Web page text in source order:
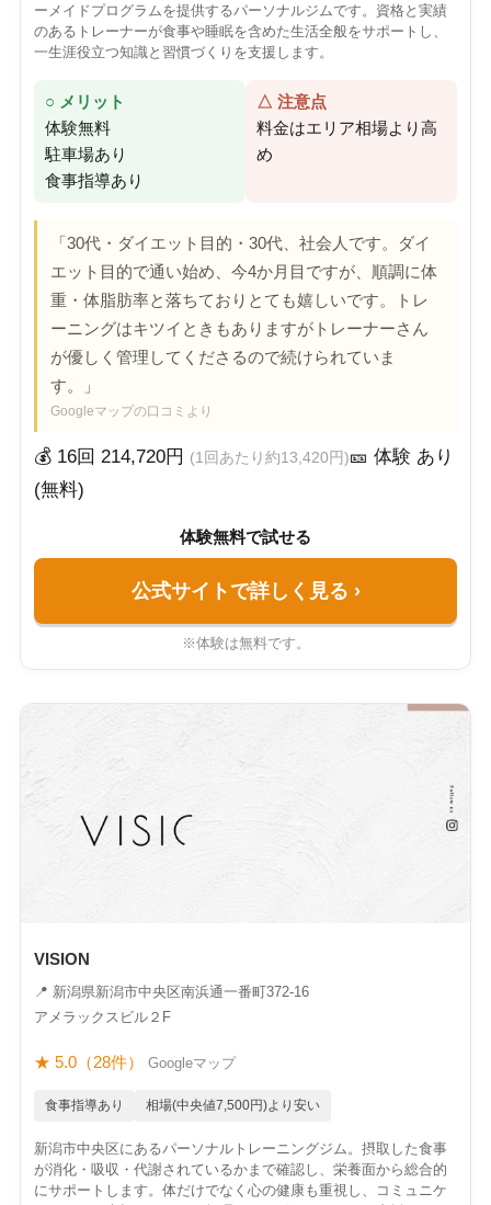
ーメイドプログラムを提供するパーソナルジムです。資格と実績
のあるトレーナーが食事や睡眠を含めた生活全般をサポートし、
一生涯役立つ知識と習慣づくりを支援します。
○ メリット
体験無料
駐車場あり
食事指導あり
△ 注意点
料金はエリア相場より高
め
「30代・ダイエット目的・30代、社会人です。ダイ
エット目的で通い始め、今4か月目ですが、順調に体
重・体脂肪率と落ちておりとても嬉しいです。トレ
ーニングはキツイときもありますがトレーナーさん
が優しく管理してくださるので続けられていま
す。」
Googleマップの口コミより
💰 16回 214,720円 (1回あたり約13,420円)🎫 体験 あり
(無料)
体験無料で試せる
公式サイトで詳しく見る ›
※体験は無料です。
VISION
📍 新潟県新潟市中央区南浜通一番町372-16
アメラックスビル２F
★ 5.0（28件） Googleマップ
食事指導あり 相場(中央値7,500円)より安い
新潟市中央区にあるパーソナルトレーニングジム。摂取した食事
が消化・吸収・代謝されているかまで確認し、栄養面から総合的
にサポートします。体だけでなく心の健康も重視し、コミュニケ